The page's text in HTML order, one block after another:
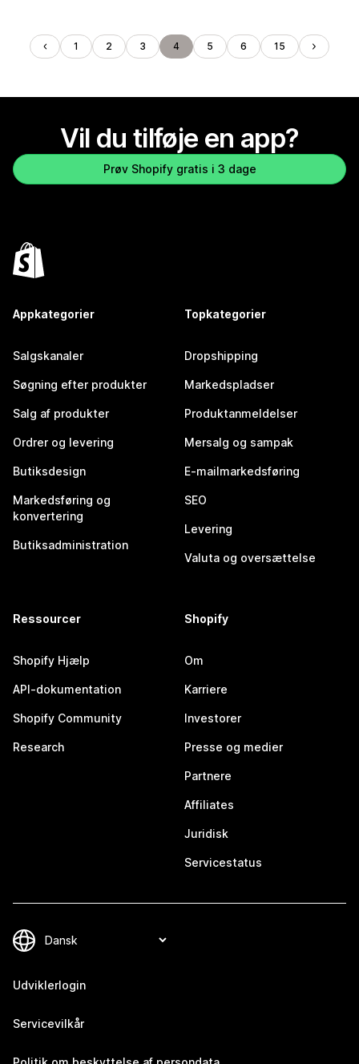
1 2 3 4 5 6 15
Vil du tilføje en app?
Prøv Shopify gratis i 3 dage
Appkategorier
Salgskanaler
Søgning efter produkter
Salg af produkter
Ordrer og levering
Butiksdesign
Markedsføring og
konvertering
Butiksadministration
Topkategorier
Dropshipping
Markedspladser
Produktanmeldelser
Mersalg og sampak
E-mailmarkedsføring
SEO
Levering
Valuta og oversættelse
Ressourcer
Shopify Hjælp
API-dokumentation
Shopify Community
Research
Shopify
Om
Karriere
Investorer
Presse og medier
Partnere
Affiliates
Juridisk
Servicestatus
Udviklerlogin
Servicevilkår